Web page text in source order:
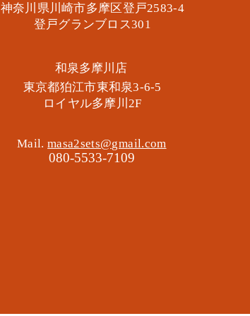
神奈川県川崎市多摩区​登戸2583-4
​登戸グランブロス301
​和泉多摩川店
東京都狛江市東和泉3-6-5
​ロイヤル多摩川2F
Mail.masa2sets@gmail.com
080-5533-7109